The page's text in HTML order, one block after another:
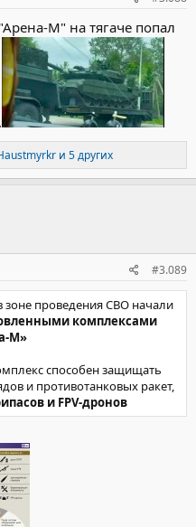
М" на тягаче попал
и 5 других
#3.089
проведения СВО начали
комплексами
М»
способен защищать
и противотанковых ракет,
и FPV-дронов